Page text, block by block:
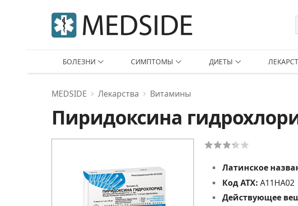
БОЛЕЗНИ СИМПТОМЫ ДИЕТЫ
MEDSIDE Лекарства Витамины
Пиридоксина
Латинское
Код АТХ: A11HA02
Действующее